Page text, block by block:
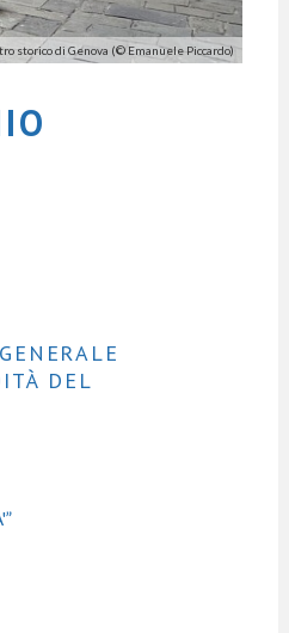
storico di Genova (© Emanuele Piccardo)
DEL